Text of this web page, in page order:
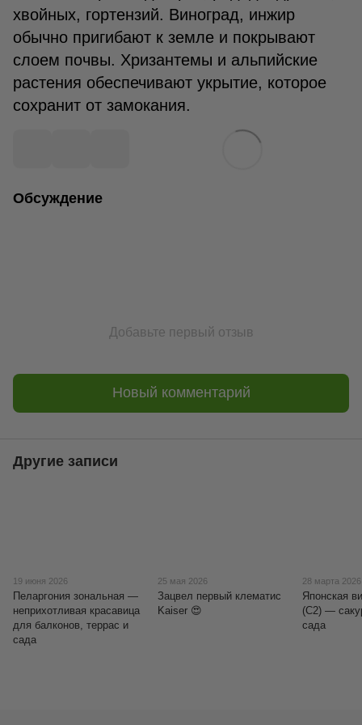
хвойных, гортензий. Виноград, инжир
обычно пригибают к земле и покрывают
слоем почвы. Хризантемы и альпийские
растения обеспечивают укрытие, которое
сохранит от замокания.
Обсуждение
Добавьте первый отзыв
Новый комментарий
Другие записи
19 июня 2026
Пеларгония зональная —
неприхотливая красавица
для балконов, террас и
сада
25 мая 2026
Зацвел первый клематис
Kaiser 😍
28 марта 2026
Японская
(C2) —
сада